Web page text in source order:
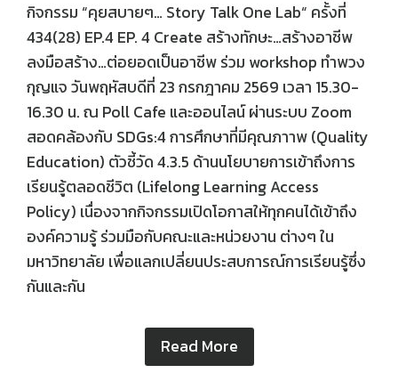
กิจกรรม “คุยสบายๆ… Story Talk One Lab“ ครั้งที่
434(28) EP.4 EP. 4 Create สร้างทักษะ…สร้างอาชีพ
ลงมือสร้าง…ต่อยอดเป็นอาชีพ ร่วม workshop ทำพวง
กุญแจ วันพฤหัสบดีที่ 23 กรกฎาคม 2569 เวลา 15.30-
16.30 น. ณ Poll Cafe และออนไลน์ ผ่านระบบ Zoom
สอดคล้องกับ SDGs:4 การศึกษาที่มีคุณภาาพ (Quality
Education) ตัวชี้วัด 4.3.5 ด้านนโยบายการเข้าถึงการ
เรียนรู้ตลอดชีวิต (Lifelong Learning Access
Policy) เนื่องจากกิจกรรมเปิดโอกาสให้ทุกคนได้เข้าถึง
องค์ความรู้ ร่วมมือกับคณะและหน่วยงาน ต่างๆ ใน
มหาวิทยาลัย เพื่อแลกเปลี่ยนประสบการณ์การเรียนรู้ซึ่ง
กันและกัน
Read More